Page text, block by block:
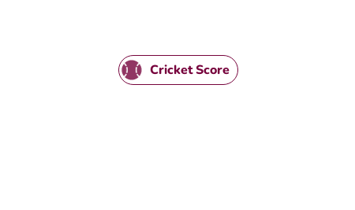
Cricket Score